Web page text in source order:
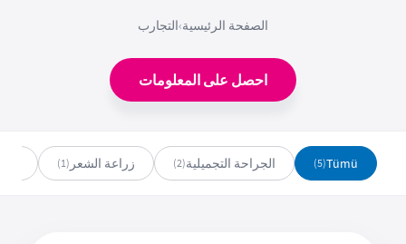
الصفحة الرئيسية›التجارب
احصل على المعلومات
Tümü
(5) الجراحة التجميلية(2) زراعة الشعر (1)